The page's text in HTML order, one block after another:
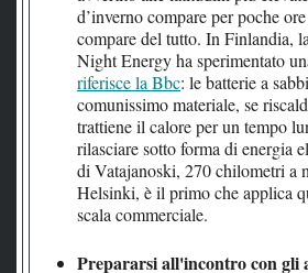
d’inverno compare per poche
compare del tutto. In Finlandia,
Night Energy ha sperimentato
riferisce la Bbc: le batterie a
comunissimo materiale, se
trattiene il calore per un tempo
rilasciare sotto forma di energia
di Vatajanoski, 270 chilometri a
Helsinki, è il primo che applica
scala commerciale.
Prepararsi all'incontro con gli